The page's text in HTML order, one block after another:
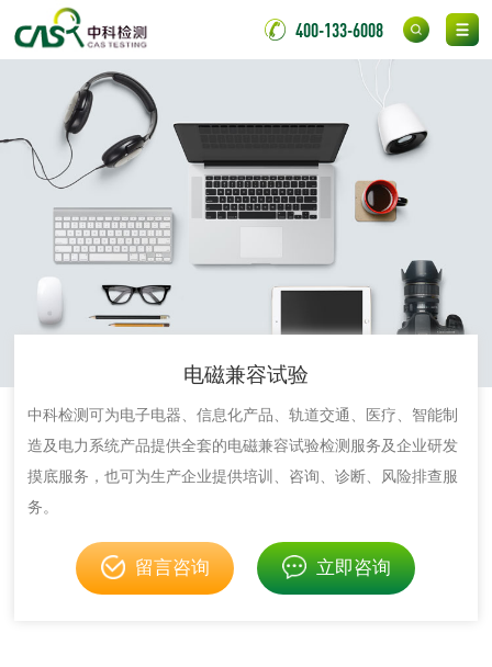
400-133-6008
电磁兼容试验
中科检测可为电子电器、信息化产品、轨道交通、医疗、智能制
造及电力系统产品提供全套的电磁兼容试验检测服务及企业研发
摸底服务，也可为生产企业提供培训、咨询、诊断、风险排查服
务。
留言咨询 立即咨询
电厂水处理活性炭
木质活性炭检测
检测
农药肥料
肥料检测 微生物肥料检测
微生物菌剂检测
有机肥检测 钾肥检测
化工试剂
化工助剂检测 涂料助剂检测